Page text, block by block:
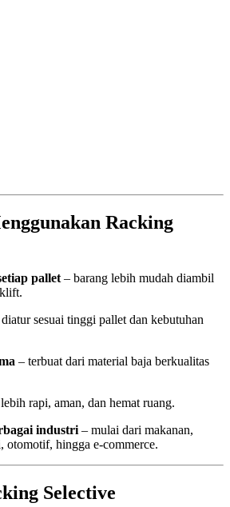
Racking
pallet – barang lebih mudah diambil
sesuai tinggi pallet dan kebutuhan
– terbuat dari material baja berkualitas
rapi, aman, dan hemat ruang.
industri – mulai dari makanan,
otomotif, hingga e-commerce.
Selective